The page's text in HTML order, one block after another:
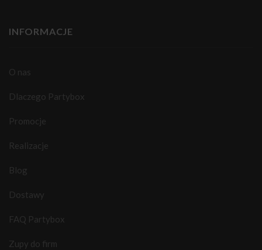
INFORMACJE
O nas
Dlaczego Partybox
Promocje
Realizacje
Blog
Dostawy
FAQ Partybox
Zupy do firm